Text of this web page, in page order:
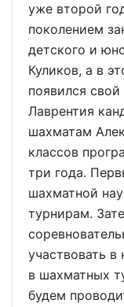
уже второй
поколением
детского и
Куликов, а в
появился
Лаврентия
шахматам
классов
три года.
шахматной
турнирам.
участвовать
в шахматных
будем